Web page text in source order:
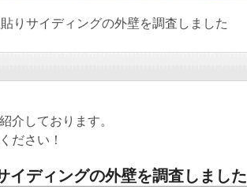
りサイディングの外壁を調査しました
介しております。
ださい！
イディングの外壁を調査しました